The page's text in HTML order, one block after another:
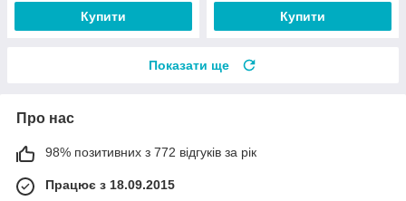
Купити Купити
Показати ще
Про нас
98% позитивних з 772 відгуків за рік
Працює з 18.09.2015